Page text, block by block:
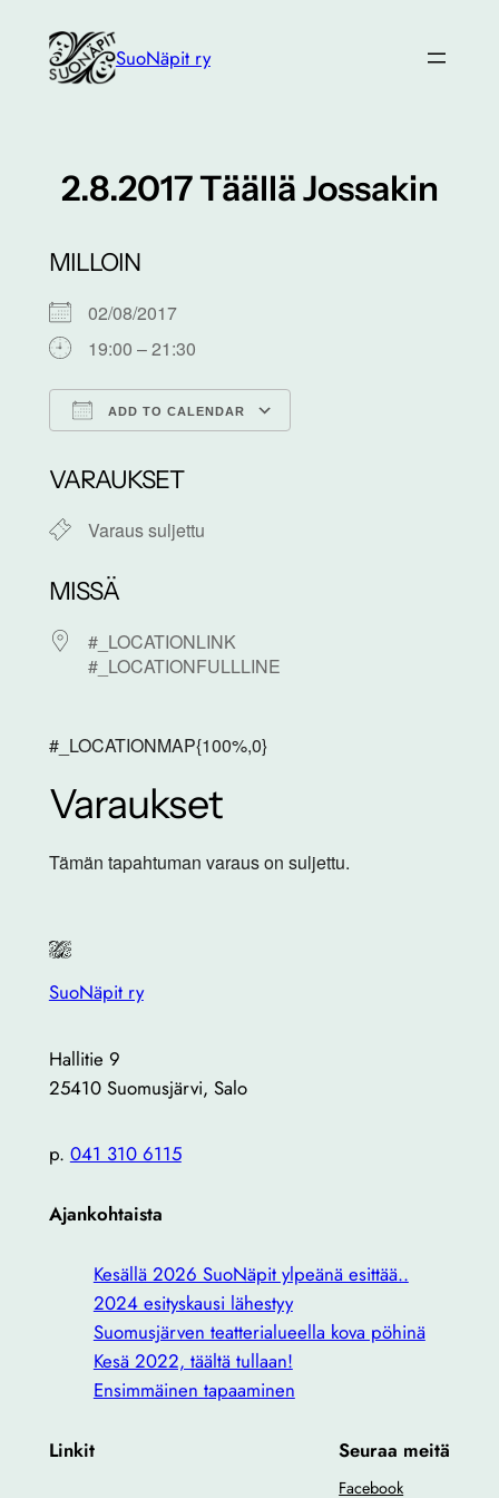
sisältöön
SuoNäpit ry
2.8.2017 Täällä Jossakin
MILLOIN
02/08/2017
19:00 – 21:30
ADD TO CALENDAR
VARAUKSET
Varaus suljettu
MISSÄ
#_LOCATIONLINK
#_LOCATIONFULLLINE
#_LOCATIONMAP{100%,0}
Varaukset
Tämän tapahtuman varaus on suljettu.
SuoNäpit ry
Hallitie 9
25410 Suomusjärvi, Salo
p. 041 310 6115
Ajankohtaista
Kesällä 2026 SuoNäpit ylpeänä esittää..
2024 esityskausi lähestyy
Suomusjärven teatterialueella kova pöhinä
Kesä 2022, täältä tullaan!
Ensimmäinen tapaaminen
Linkit Seuraa meitä
Facebook